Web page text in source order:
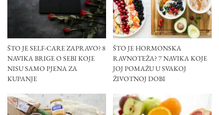
ŠTO JE SELF-CARE ZAPRAVO? 8
NAVIKA BRIGE O SEBI KOJE
NISU SAMO PJENA ZA
KUPANJE
ŠTO JE HORMONSKA
RAVNOTEŽA? 7 NAVIKA KOJE
JOJ POMAŽU U SVAKOJ
ŽIVOTNOJ DOBI